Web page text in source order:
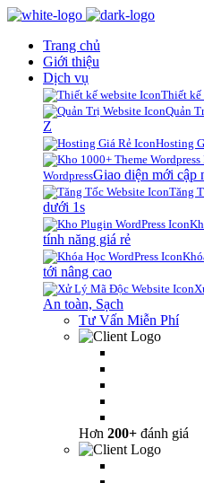
Trang chủ
Giới thiệu
Dịch vụ
Thiết kế
Quản
Z
Hosting
WordpressGiao diện mới cập
Tăng
dưới 1s
tính năng giá rẻ
tới nâng cao
An toàn, Sạch
Tư Vấn Miễn Phí
Hơn 200+ đánh giá